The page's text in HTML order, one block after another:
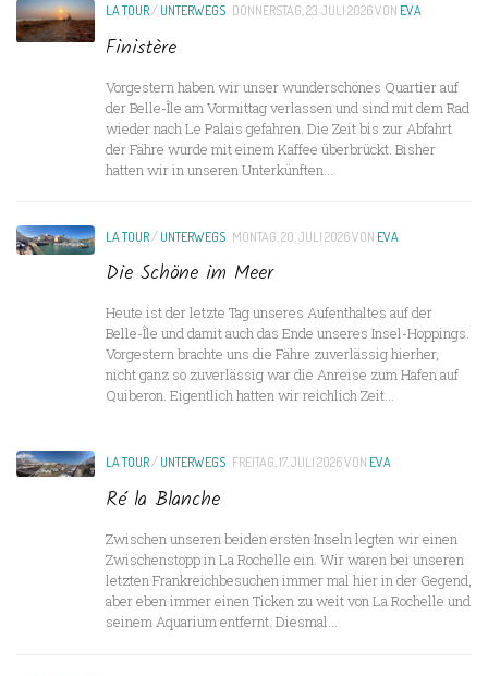
LA TOUR/UNTERWEGS DONNERSTAG, 23. JULI 2026VON EVA
Finistère
Vorgestern haben wir unser wunderschönes Quartier auf
der Belle-Île am Vormittag verlassen und sind mit dem Rad
wieder nach Le Palais gefahren. Die Zeit bis zur Abfahrt
der Fähre wurde mit einem Kaffee überbrückt. Bisher
hatten wir in unseren Unterkünften...
LA TOUR/UNTERWEGS MONTAG, 20. JULI 2026VON EVA
Die Schöne im Meer
Heute ist der letzte Tag unseres Aufenthaltes auf der
Belle-Île und damit auch das Ende unseres Insel-Hoppings.
Vorgestern brachte uns die Fähre zuverlässig hierher,
nicht ganz so zuverlässig war die Anreise zum Hafen auf
Quiberon. Eigentlich hatten wir reichlich Zeit...
LA TOUR/UNTERWEGS FREITAG, 17. JULI 2026VON EVA
Ré la Blanche
Zwischen unseren beiden ersten Inseln legten wir einen
Zwischenstopp in La Rochelle ein. Wir waren bei unseren
letzten Frankreichbesuchen immer mal hier in der Gegend,
aber eben immer einen Ticken zu weit von La Rochelle und
seinem Aquarium entfernt. Diesmal...